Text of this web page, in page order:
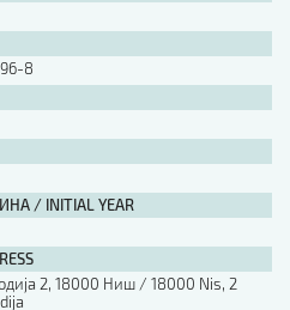
8
/ INITIAL YEAR
2, 18000 Ниш / 18000 Nis, 2